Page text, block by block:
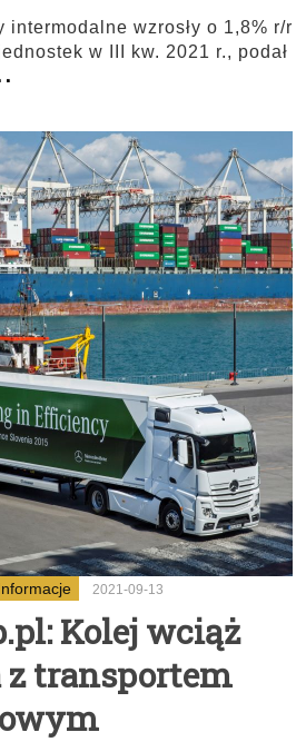
intermodalne wzrosły o 1,8% r/r
w III kw. 2021 r., podał
2021-09-13
Kolej wciąż
transportem